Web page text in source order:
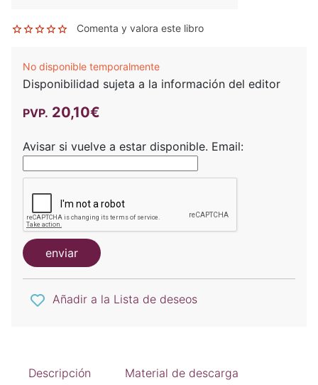
Comenta y valora este libro
No disponible temporalmente
Disponibilidad sujeta a la información del editor
PVP. 20,10€
Avisar si vuelve a estar disponible. Email:
enviar
Añadir a la Lista de deseos
Descripción Material de descarga